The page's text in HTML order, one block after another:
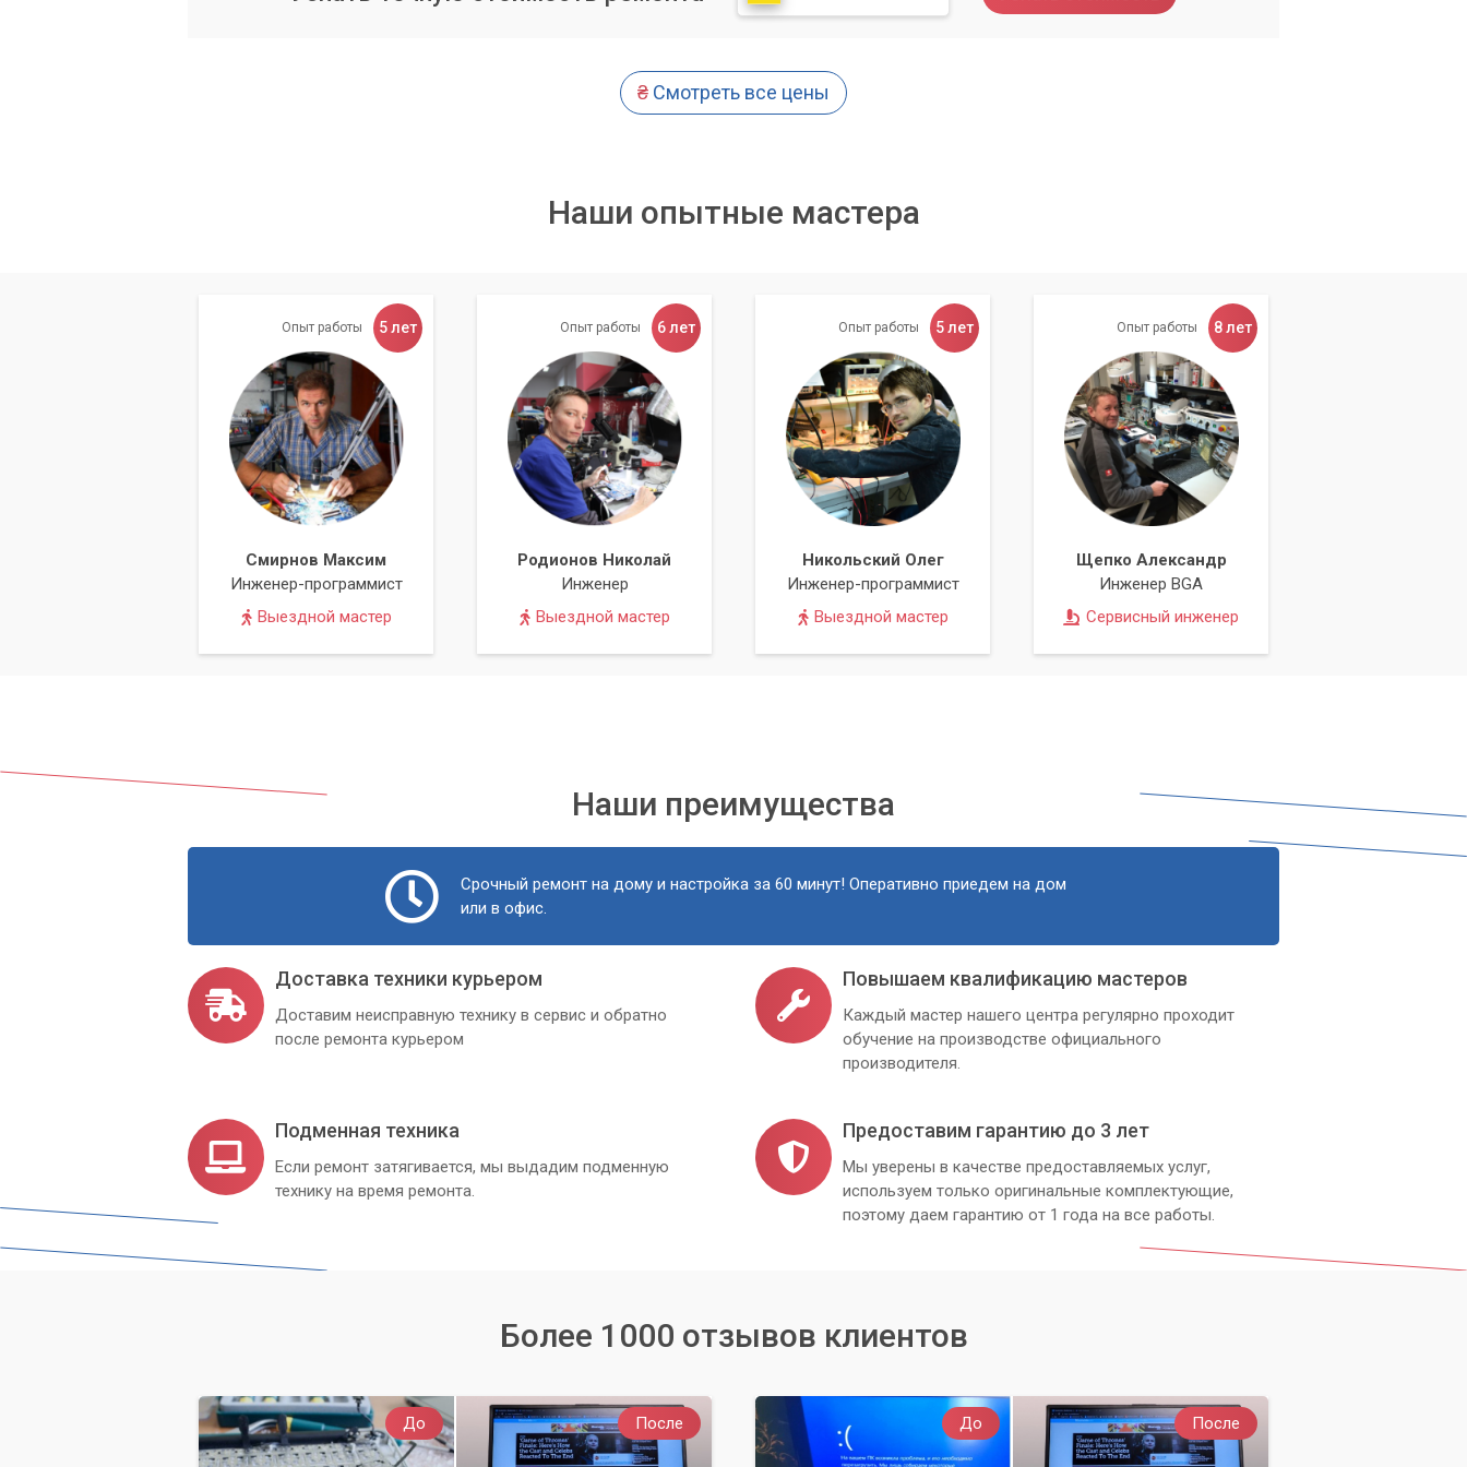
Ремонт или замена контроллера (если это экономически целесообразно и технически возможно).
Помните, что приоритет нашего сервиса – это не только вернуть вам флешку, но и
Почему выбирают «Компьютерный Мастер»?
Опытные специалисты:наши инженеры имеют многолетний опыт работы с различными типами
накопителей.
Современное оборудование:
мы используем только проверенное и высокоточное оборудование
для диагностики и ремонта.
Индивидуальный подход:
мы понимаем, что каждая ситуация уникальна, и подбираем
оптимальное решение для вашей проблемы.
Гарантия на работы:
мы уверены в качестве наших услуг и предоставляем гарантию на
Если ваша флешка не определяется ни в одном USB-порту, не отчаивайтесь! Обратитесь в сервисный
центр «Компьютерный Мастер». Мы поможем вам вернуть доступ к вашим данным и работоспособность
₴ Смотреть все цены
Наши опытные мастера
Опыт работы 5 лет
Смирнов Максим
Инженер-программист
Выездной мастер
Опыт работы 6 лет
Родионов Николай
Инженер
Выездной мастер
Опыт работы 5 лет
Никольский Олег
Инженер-программист
Выездной мастер
Опыт работы 8 лет
Щепко Александр
Инженер BGA
Сервисный инженер
Наши преимущества
Срочный ремонт на дому и настройка за 60 минут! Оперативно приедем на дом
или в офис.
Доставка техники курьером
Доставим неисправную технику в сервис и обратно
после ремонта курьером
Повышаем квалификацию мастеров
Каждый мастер нашего центра регулярно проходит
обучение на производстве официального
производителя.
Подменная техника
Если ремонт затягивается, мы выдадим подменную
технику на время ремонта.
Предоставим гарантию до 3 лет
Мы уверены в качестве предоставляемых услуг,
используем только оригинальные комплектующие,
поэтому даем гарантию от 1 года на все работы.
Более 1000 отзывов клиентов
До После До После